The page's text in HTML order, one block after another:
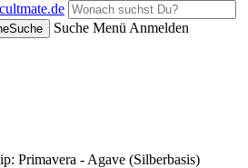
Suche Suche Menü Anmelden
Primavera - Agave (Silberbasis)